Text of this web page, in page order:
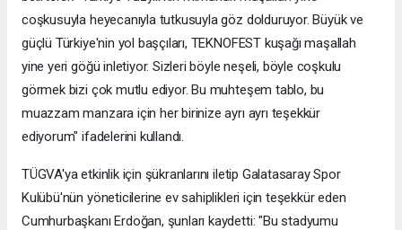
coşkusuyla heyecanıyla tutkusuyla göz dolduruyor. Büyük ve
güçlü Türkiye'nin yol başçıları, TEKNOFEST kuşağı maşallah
yine yeri göğü inletiyor. Sizleri böyle neşeli, böyle coşkulu
görmek bizi çok mutlu ediyor. Bu muhteşem tablo, bu
muazzam manzara için her birinize ayrı ayrı teşekkür
ediyorum" ifadelerini kullandı.
TÜGVA'ya etkinlik için şükranlarını iletip Galatasaray Spor
Kulübü'nün yöneticilerine ev sahiplikleri için teşekkür eden
Cumhurbaşkanı Erdoğan, şunları kaydetti: "Bu stadyumu